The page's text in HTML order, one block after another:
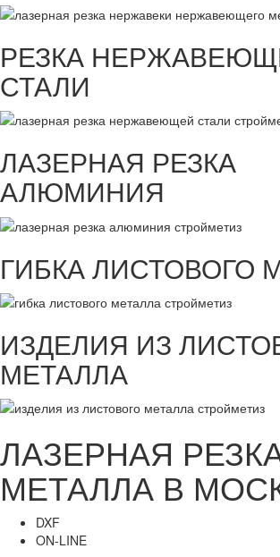
РЕЗКА
СТАЛИ
ЛАЗЕРНАЯ РЕЗКА
АЛЮМИНИЯ
ГИБКА ЛИСТОВОГО
ИЗДЕЛИЯ ИЗ
МЕТАЛЛА
ЛАЗЕРНАЯ
МЕТАЛЛА В
DXF
ON-LINE